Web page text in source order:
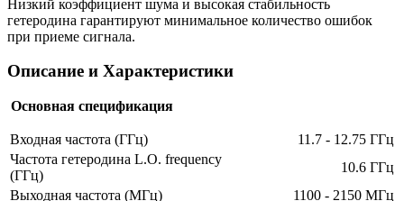
Низкий коэффициент шума и высокая стабильность
гетеродина гарантируют минимальное количество ошибок
при приеме сигнала.
Описание и Характеристики
Основная спецификация
Входная частота (ГГц)
11.7 - 12.75 ГГц
Частота гетеродина L.O. frequency
(ГГц)
10.6 ГГц
Выходная частота (МГц)
1100 - 2150 МГц